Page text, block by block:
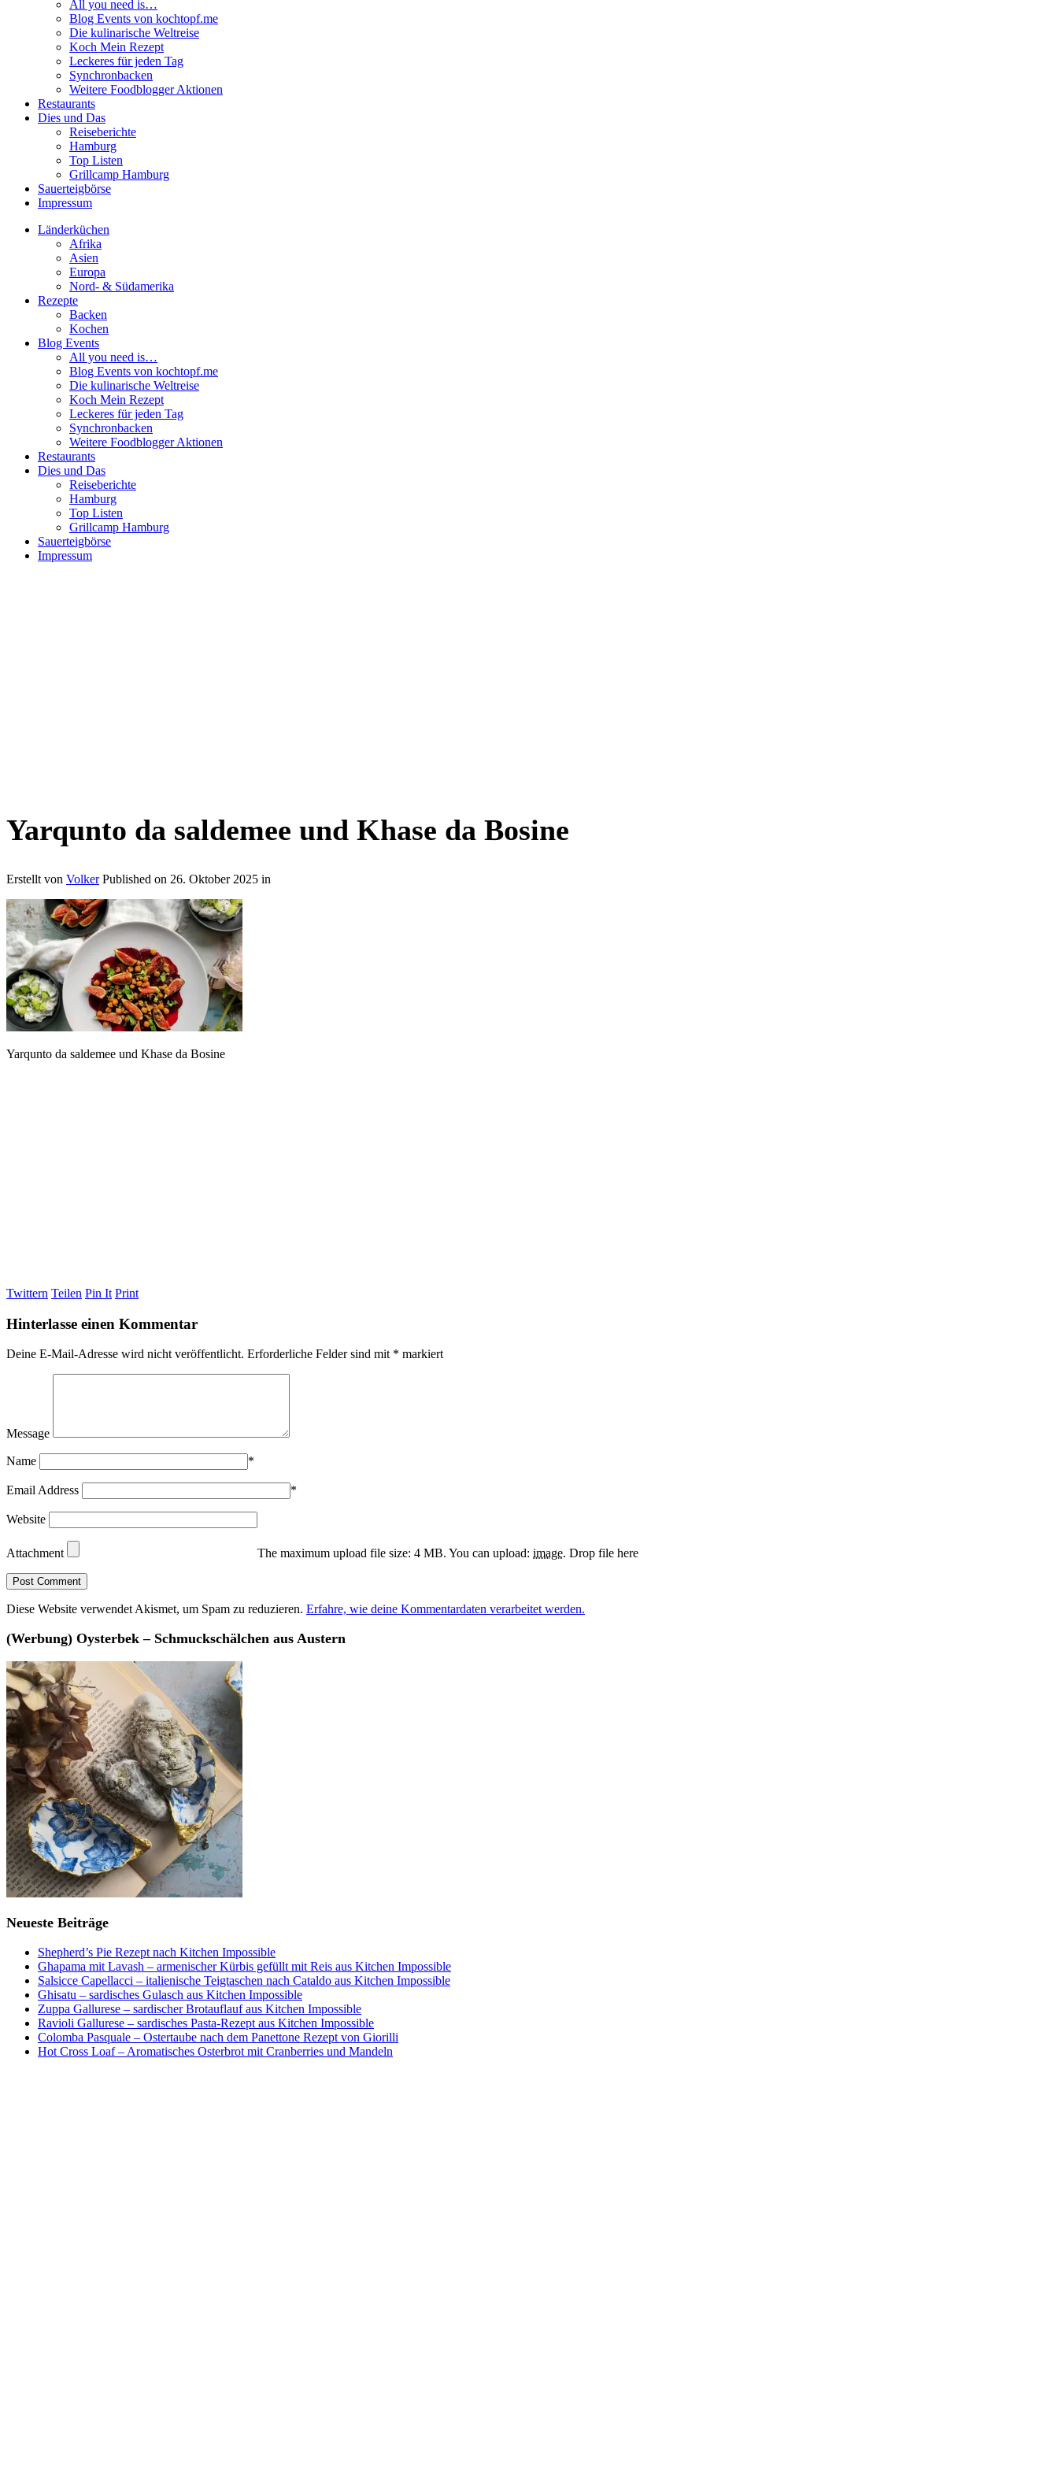
All you need is…
Blog Events von kochtopf.me
Die kulinarische Weltreise
Koch Mein Rezept
Leckeres für jeden Tag
Synchronbacken
Weitere Foodblogger Aktionen
Restaurants
Dies und Das
Reiseberichte
Hamburg
Top Listen
Grillcamp Hamburg
Sauerteigbörse
Impressum
Länderküchen
Afrika
Asien
Europa
Nord- & Südamerika
Rezepte
Backen
Kochen
Blog Events
All you need is…
Blog Events von kochtopf.me
Die kulinarische Weltreise
Koch Mein Rezept
Leckeres für jeden Tag
Synchronbacken
Weitere Foodblogger Aktionen
Restaurants
Dies und Das
Reiseberichte
Hamburg
Top Listen
Grillcamp Hamburg
Sauerteigbörse
Impressum
Yarqunto da saldemee und Khase da Bosine
Erstellt von Volker Published on 26. Oktober 2025 in
Yarqunto da saldemee und Khase da Bosine
Twittern Teilen Pin It Print
Hinterlasse einen Kommentar
Deine E-Mail-Adresse wird nicht veröffentlicht. Erforderliche Felder sind mit * markiert
Message
Name *
Email Address *
Website
Attachment The maximum upload file size: 4 MB. You can upload: image. Drop file here
Diese Website verwendet Akismet, um Spam zu reduzieren. Erfahre, wie deine Kommentardaten verarbeitet werden.
(Werbung) Oysterbek – Schmuckschälchen aus Austern
Neueste Beiträge
Shepherd’s Pie Rezept nach Kitchen Impossible
Ghapama mit Lavash – armenischer Kürbis gefüllt mit Reis aus Kitchen Impossible
Salsicce Capellacci – italienische Teigtaschen nach Cataldo aus Kitchen Impossible
Ghisatu – sardisches Gulasch aus Kitchen Impossible
Zuppa Gallurese – sardischer Brotauflauf aus Kitchen Impossible
Ravioli Gallurese – sardisches Pasta-Rezept aus Kitchen Impossible
Colomba Pasquale – Ostertaube nach dem Panettone Rezept von Giorilli
Hot Cross Loaf – Aromatisches Osterbrot mit Cranberries und Mandeln